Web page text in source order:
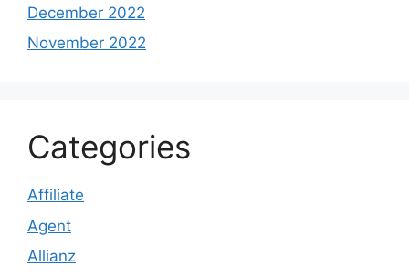
December 2022
November 2022
Categories
Affiliate
Agent
Allianz